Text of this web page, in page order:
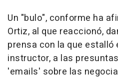
Un "bulo", conforme ha
Ortiz, al que reaccionó,
prensa con la que estalló
instructor, a las
'emails' sobre las